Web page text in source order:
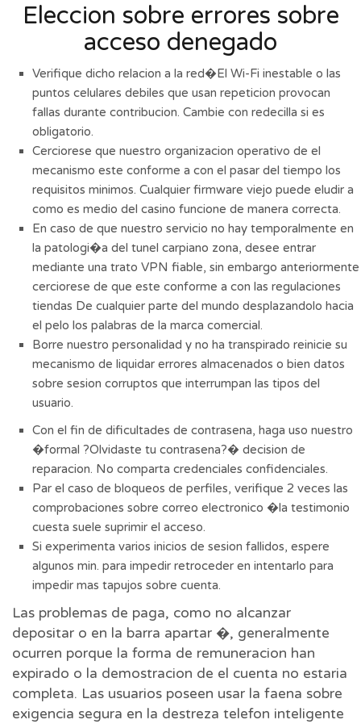
Eleccion sobre errores sobre
acceso denegado
Verifique dicho relacion a la red�El Wi-Fi inestable o las
puntos celulares debiles que usan repeticion provocan
fallas durante contribucion. Cambie con redecilla si es
obligatorio.
Cerciorese que nuestro organizacion operativo de el
mecanismo este conforme a con el pasar del tiempo los
requisitos minimos. Cualquier firmware viejo puede eludir a
como es medio del casino funcione de manera correcta.
En caso de que nuestro servicio no hay temporalmente en
la patologi�a del tunel carpiano zona, desee entrar
mediante una trato VPN fiable, sin embargo anteriormente
cerciorese de que este conforme a con las regulaciones
tiendas De cualquier parte del mundo desplazandolo hacia
el pelo los palabras de la marca comercial.
Borre nuestro personalidad y no ha transpirado reinicie su
mecanismo de liquidar errores almacenados o bien datos
sobre sesion corruptos que interrumpan las tipos del
usuario.
Con el fin de dificultades de contrasena, haga uso nuestro
�formal ?Olvidaste tu contrasena?� decision de
reparacion. No comparta credenciales confidenciales.
Par el caso de bloqueos de perfiles, verifique 2 veces las
comprobaciones sobre correo electronico �la testimonio
cuesta suele suprimir el acceso.
Si experimenta varios inicios de sesion fallidos, espere
algunos min. para impedir retroceder en intentarlo para
impedir mas tapujos sobre cuenta.
Las problemas de paga, como no alcanzar
depositar o en la barra apartar �, generalmente
ocurren porque la forma de remuneracion han
expirado o la demostracion de el cuenta no estaria
completa. Las usuarios poseen usar la faena sobre
exigencia segura en la destreza telefon inteligente